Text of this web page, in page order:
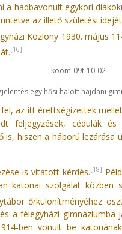
a hadbavonult egykori
az illető születési
Közlöny 1930. május
[16]
egy hősi halott hajdani
az itt érettségizettek
feljegyzések, cédulák és
hiszen a háború lezárása
is vitatott kérdés.[18]
katonai szolgálat közben
őrkülönítményéhez
a félegyházi
ben vonult be